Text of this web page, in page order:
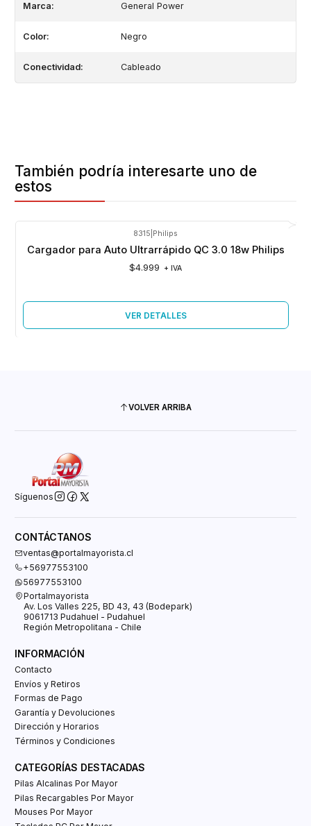
Marca: General Power
Color: Negro
Conectividad: Cableado
También podría interesarte uno de
estos
Agotado
8315 Philips
Cargador para Auto Ultrarrápido QC 3.0 18w Philips
$4.999 + IVA
VER DETALLES
VOLVER ARRIBA
Síguenos
CONTÁCTANOS
ventas@portalmayorista.cl
+56977553100
56977553100
Portalmayorista
Av. Los Valles 225, BD 43, 43 (Bodepark)
9061713 Pudahuel - Pudahuel
Región Metropolitana - Chile
INFORMACIÓN
Contacto
Envíos y Retiros
Formas de Pago
Garantía y Devoluciones
Dirección y Horarios
Términos y Condiciones
CATEGORÍAS DESTACADAS
Pilas Alcalinas Por Mayor
Pilas Recargables Por Mayor
Mouses Por Mayor